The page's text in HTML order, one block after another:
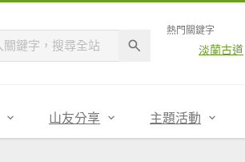
熱門關鍵字
淡蘭古道
山友分享 主題活動